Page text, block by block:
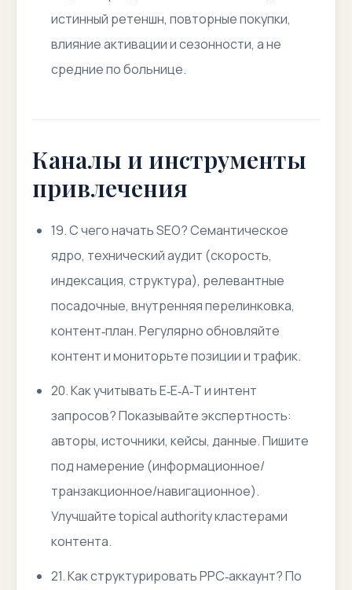
истинный ретеншн, повторные покупки,
влияние активации и сезонности, а не
средние по больнице.
Каналы и инструменты
привлечения
19. С чего начать SEO? Семантическое
ядро, технический аудит (скорость,
индексация, структура), релевантные
посадочные, внутренняя перелинковка,
контент‑план. Регулярно обновляйте
контент и мониторьте позиции и трафик.
20. Как учитывать E‑E‑A‑T и интент
запросов? Показывайте экспертность:
авторы, источники, кейсы, данные. Пишите
под намерение (информационное/
транзакционное/навигационное).
Улучшайте topical authority кластерами
контента.
21. Как структурировать PPC‑аккаунт? По